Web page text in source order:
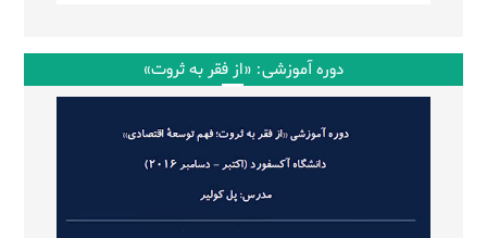
دوره آموزشی: «از فقر به ثروت»